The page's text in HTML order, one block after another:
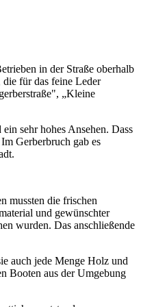
in der Straße oberhalb
für das feine Leder
„Kleine
sehr hohes Ansehen. Dass
Gerberbruch gab es
mussten die frischen
und gewünschter
wurden. Das anschließende
auch jede Menge Holz und
Booten aus der Umgebung